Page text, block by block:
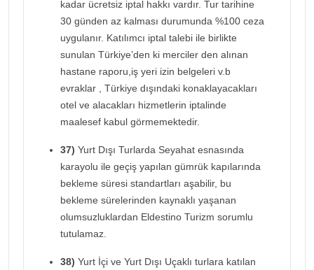
kadar ücretsiz iptal hakkı vardır. Tur tarihine
30 günden az kalması durumunda %100 ceza
uygulanır. Katılımcı iptal talebi ile birlikte
sunulan Türkiye’den ki merciler den alınan
hastane raporu,iş yeri izin belgeleri v.b
evraklar , Türkiye dışındaki konaklayacakları
otel ve alacakları hizmetlerin iptalinde
maalesef kabul görmemektedir.
37) Yurt Dışı Turlarda Seyahat esnasında
karayolu ile geçiş yapılan gümrük kapılarında
bekleme süresi standartları aşabilir, bu
bekleme sürelerinden kaynaklı yaşanan
olumsuzluklardan Eldestino Turizm sorumlu
tutulamaz.
38) Yurt İçi ve Yurt Dışı Uçaklı turlara katılan